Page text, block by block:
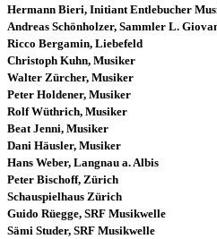
Hermann Bieri, Initiant Entlebucher
Andreas Schönholzer, Sammler L.
Ricco Bergamin, Liebefeld
Christoph Kuhn, Musiker
Walter Zürcher, Musiker
Peter Holdener, Musiker
Rolf Wüthrich, Musiker
Beat Jenni, Musiker
Dani Häusler, Musiker
Hans Weber, Langnau a. Albis
Peter Bischoff, Zürich
Schauspielhaus Zürich
Guido Rüegge, SRF Musikwelle
Sämi Studer, SRF Musikwelle